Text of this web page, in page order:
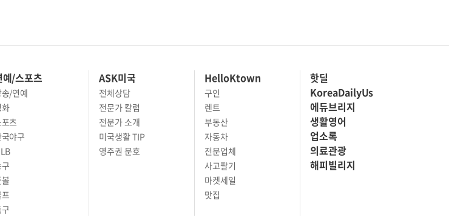
예/스포츠
송/연예
츠
야구
ASK미국
전체상담
전문가 칼럼
전문가 소개
미국생활 TIP
영주권 문호
HelloKtown
구인
렌트
부동산
자동차
전문업체
사고팔기
마켓세일
맛집
핫딜
KoreaDailyUs
에듀브리지
생활영어
업소록
의료관광
해피빌리지